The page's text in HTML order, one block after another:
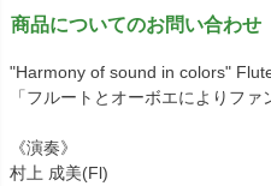
商品についてのお問い合わせ
"Harmony of sound in colors"
「フルートとオーボエによりファ
《演奏》
村上 成美(Fl)